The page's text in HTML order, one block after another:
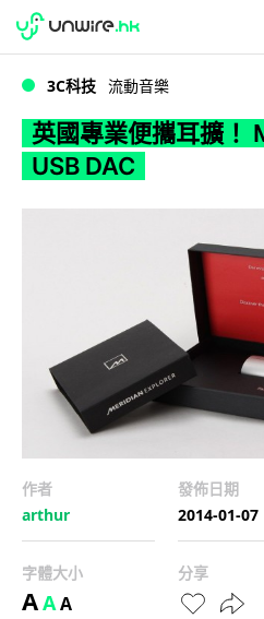
WWDC 2026
3C科技 流動音樂
英國專業便攜耳擴
USB DAC
作者
arthur
發佈日期
2014-01-07
字體大小
AAA
分享